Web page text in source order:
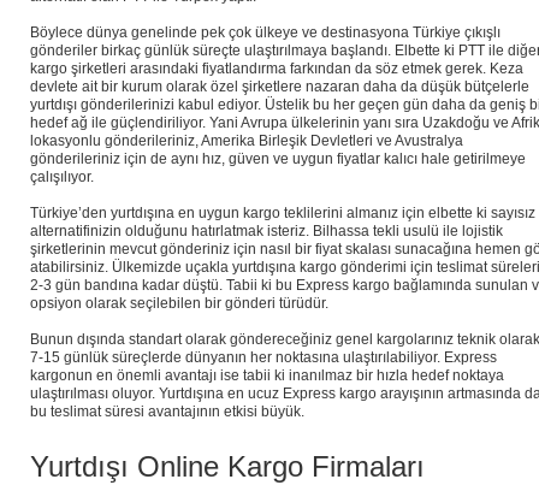
Böylece dünya genelinde pek çok ülkeye ve destinasyona Türkiye çıkışlı
gönderiler birkaç günlük süreçte ulaştırılmaya başlandı. Elbette ki PTT ile
kargo şirketleri arasındaki fiyatlandırma farkından da söz etmek gerek. Keza
devlete ait bir kurum olarak özel şirketlere nazaran daha da düşük bütçelerle
yurtdışı gönderilerinizi kabul ediyor. Üstelik bu her geçen gün daha da geniş
hedef ağ ile güçlendiriliyor. Yani Avrupa ülkelerinin yanı sıra Uzakdoğu ve
lokasyonlu gönderileriniz, Amerika Birleşik Devletleri ve Avustralya
gönderileriniz için de aynı hız, güven ve uygun fiyatlar kalıcı hale getirilmeye
çalışılıyor.
Türkiye’den yurtdışına en uygun kargo teklilerini almanız için elbette ki sayısız
alternatifinizin olduğunu hatırlatmak isteriz. Bilhassa tekli usulü ile lojistik
şirketlerinin mevcut gönderiniz için nasıl bir fiyat skalası sunacağına hemen
atabilirsiniz. Ülkemizde uçakla yurtdışına kargo gönderimi için teslimat süreleri
2-3 gün bandına kadar düştü. Tabii ki bu Express kargo bağlamında sunulan
opsiyon olarak seçilebilen bir gönderi türüdür.
Bunun dışında standart olarak göndereceğiniz genel kargolarınız teknik olarak
7-15 günlük süreçlerde dünyanın her noktasına ulaştırılabiliyor. Express
kargonun en önemli avantajı ise tabii ki inanılmaz bir hızla hedef noktaya
ulaştırılması oluyor. Yurtdışına en ucuz Express kargo arayışının artmasında
bu teslimat süresi avantajının etkisi büyük.
Yurtdışı Online Kargo Firmaları